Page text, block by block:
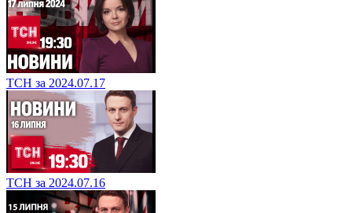
ТСН за 2024.07.17
ТСН за 2024.07.16